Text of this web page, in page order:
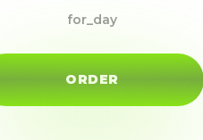
for_day
ORDER